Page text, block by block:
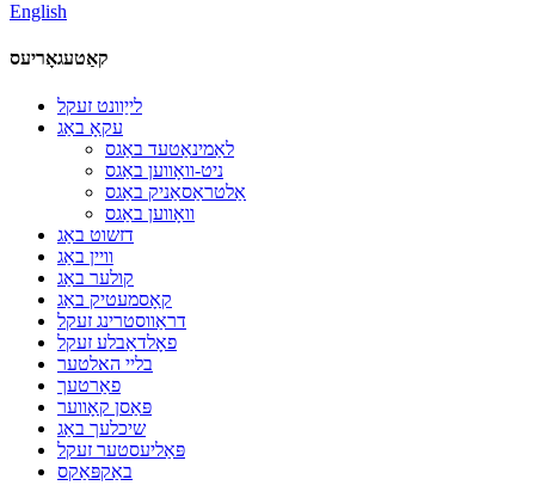
English
קאַטעגאָריעס
לייַוונט זעקל
עקאָ באַג
לאַמינאַטעד באַגס
ניט-וואָווען באַגס
אַלטראַסאַניק באַגס
וואָווען באַגס
דזשוט באַג
וויין באַג
קולער באַג
קאָסמעטיק באַג
דראַווסטרינג זעקל
פאָלדאַבלע זעקל
בליי האלטער
פאַרטעך
פּאַסן קאָווער
שיכלעך באַג
פּאַליעסטער זעקל
באַקפּאַקס